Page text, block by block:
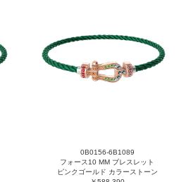
0B0156-6B1089
フォース10 MM ブレスレット
ピンクゴールド カラーストーン